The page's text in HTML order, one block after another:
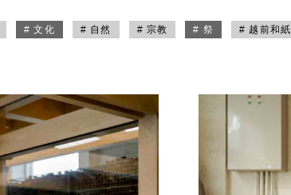
# 文化 # 自然 # 宗教 # 祭 # 越前和紙